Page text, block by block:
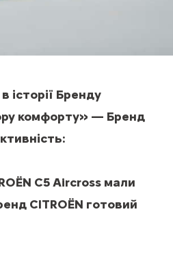
історії Бренду
комфорту» — Бренд
C5 Aircross мали
CITROЁN готовий